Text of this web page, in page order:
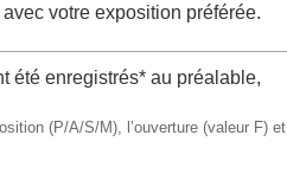
votre exposition préférée.
été enregistrés* au préalable,
(P/A/S/M), l’ouverture (valeur F) et